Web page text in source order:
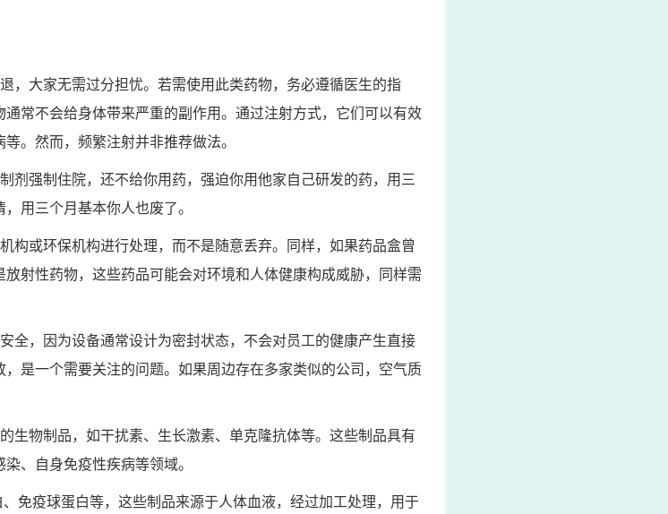
，大家无需过分担忧。若需使用此类药物，务必遵循医生的指
常不会给身体带来严重的副作用。通过注射方式，它们可以有效
。然而，频繁注射并非推荐做法。
剂强制住院，还不给你用药，强迫你用他家自己研发的药，用三
用三个月基本你人也废了。
构或环保机构进行处理，而不是随意丢弃。同样，如果药品盒曾
射性药物，这些药品可能会对环境和人体健康构成威胁，同样需
全，因为设备通常设计为密封状态，不会对员工的健康产生直接
是一个需要关注的问题。如果周边存在多家类似的公司，空气质
生物制品，如干扰素、生长激素、单克隆抗体等。这些制品具有
、自身免疫性疾病等领域。
免疫球蛋白等，这些制品来源于人体血液，经过加工处理，用于